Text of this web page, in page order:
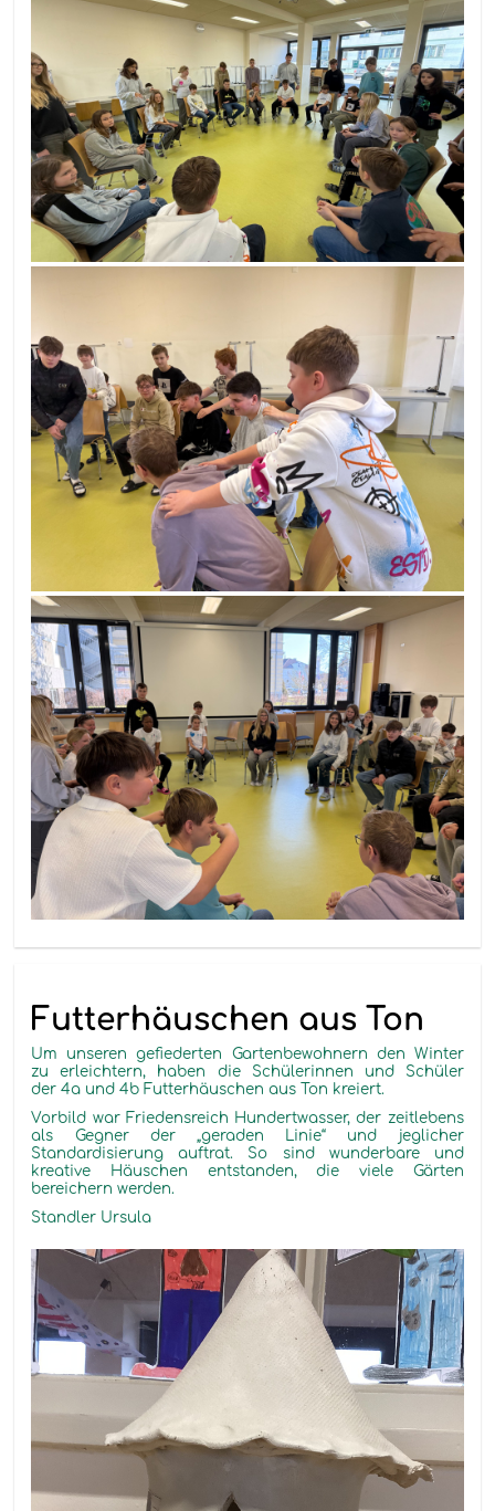
Futterhäuschen aus Ton
Um unseren gefiederten Gartenbewohnern den Winter
zu erleichtern, haben die Schülerinnen und Schüler
der 4a und 4b Futterhäuschen aus Ton kreiert.
Vorbild war Friedensreich Hundertwasser, der zeitlebens
als Gegner der „geraden Linie“ und jeglicher
Standardisierung auftrat. So sind wunderbare und
kreative Häuschen entstanden, die viele Gärten
bereichern werden.
Standler Ursula